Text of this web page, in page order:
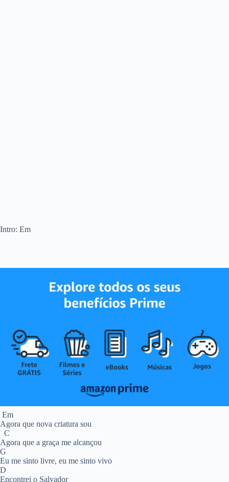
Intro: Em
Em
Agora que nova criatura sou
C
Agora que a graça me alcançou
G
Eu me sinto livre, eu me sinto vivo
D
Encontrei o Salvador